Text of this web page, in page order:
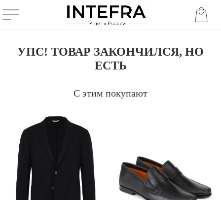
УПС! ТОВАР ЗАКОНЧИЛСЯ, НО
ЕСТЬ
С этим покупают